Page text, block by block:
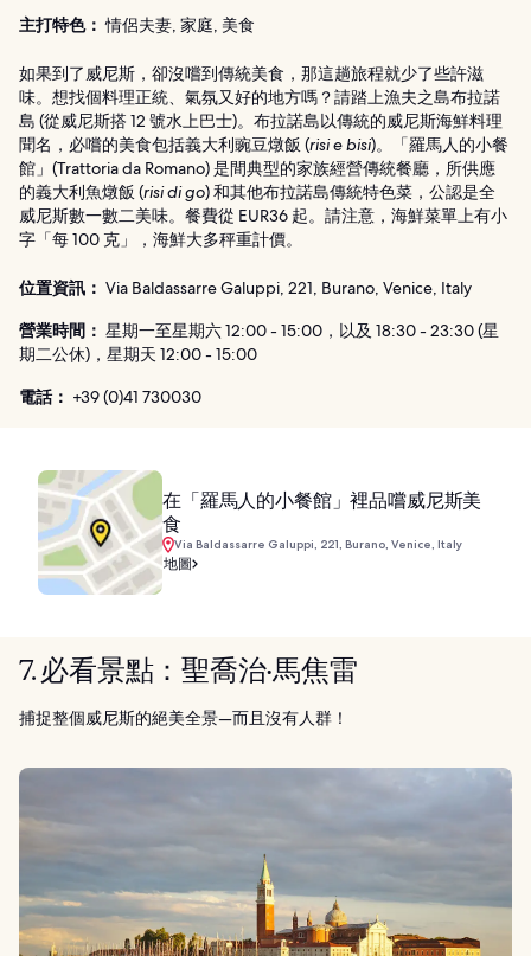
主打特色： 情侶夫妻, 家庭, 美食
如果到了威尼斯，卻沒嚐到傳統美食，那這趟旅程就少了些許滋
味。想找個料理正統、氣氛又好的地方嗎？請踏上漁夫之島布拉諾
島 (從威尼斯搭 12 號水上巴士)。布拉諾島以傳統的威尼斯海鮮料理
聞名，必嚐的美食包括義大利豌豆燉飯 (risi e bisi)。「羅馬人的小餐
館」(Trattoria da Romano) 是間典型的家族經營傳統餐廳，所供應
的義大利魚燉飯 (risi di go) 和其他布拉諾島傳統特色菜，公認是全
威尼斯數一數二美味。餐費從 EUR36 起。請注意，海鮮菜單上有小
字「每 100 克」，海鮮大多秤重計價。
位置資訊： Via Baldassarre Galuppi, 221, Burano, Venice, Italy
營業時間： 星期一至星期六 12:00 - 15:00，以及 18:30 - 23:30 (星
期二公休)，星期天 12:00 - 15:00
電話： +39 (0)41 730030
在「羅馬人的小餐館」裡品嚐威尼斯美
食
Via Baldassarre Galuppi, 221, Burano, Venice, Italy
地圖
7. 必看景點：聖喬治‧馬焦雷
捕捉整個威尼斯的絕美全景—而且沒有人群！